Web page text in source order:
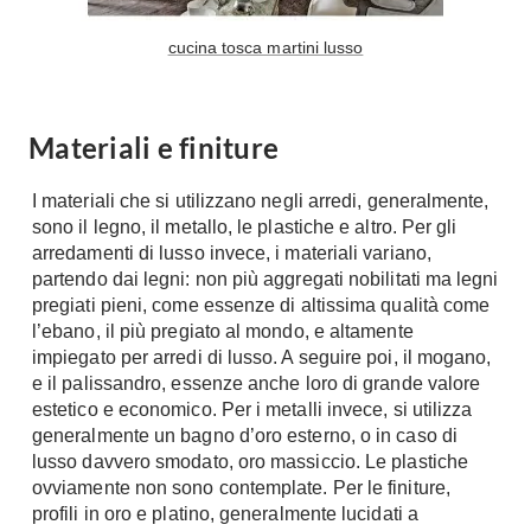
Reti Letto
Consigli materassi
Bagno
Arredo Bagno
Sanitari
Cabine Doccia
Idromassaggio
Accessori Bagno
Rubinetteria
Vasche da Bagno
A Chiocciola
Scale Interni
Cotto
Resina
Parquet
Gres
Laminato
Moquette
Carta da parati
Pavimenti esterni
Fai da Te
cucina tosca martini lusso
Materiali e finiture
I materiali che si utilizzano negli arredi, generalmente,
sono il legno, il metallo, le plastiche e altro. Per gli
arredamenti di lusso invece, i materiali variano,
partendo dai legni: non più aggregati nobilitati ma legni
pregiati pieni, come essenze di altissima qualità come
l’ebano, il più pregiato al mondo, e altamente
impiegato per arredi di lusso. A seguire poi, il mogano,
e il palissandro, essenze anche loro di grande valore
estetico e economico. Per i metalli invece, si utilizza
generalmente un bagno d’oro esterno, o in caso di
lusso davvero smodato, oro massiccio. Le plastiche
ovviamente non sono contemplate. Per le finiture,
profili in oro e platino, generalmente lucidati a